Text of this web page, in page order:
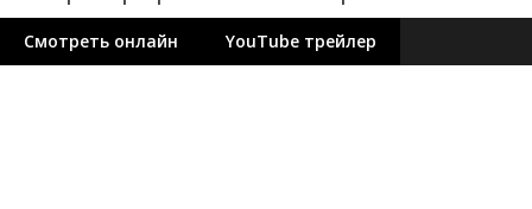
Смотреть онлайн YouTube трейлер